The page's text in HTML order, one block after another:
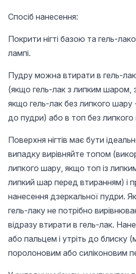
Спосіб нанесення:
Покрити нігті базою та гель-
лампі.
Пудру можна втирати в гель-
(якщо гель-лак з липким шаром,
якщо гель-лак без липкого шару
до пудри) або в топ без
Поверхня нігтів має бути
випадку вирівняйте топом
липкого шару, якщо топ із
липкий шар перед втиранням) і
нанесення дзеркальної пудри.
гель-лаку не потрібно
відразу втирати в гель-лак.
або пальцем і утріть до блиску
поролоновим або силіконовим